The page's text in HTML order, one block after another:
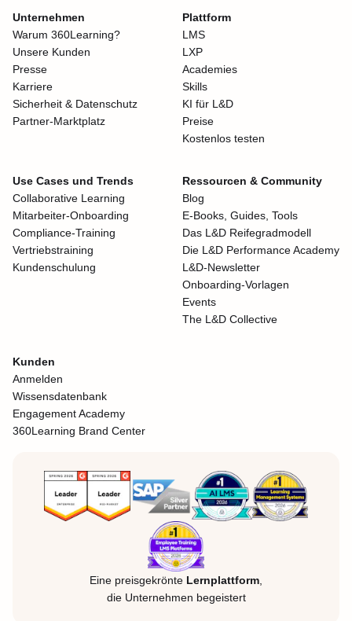
Unternehmen
Warum 360Learning?
Unsere Kunden
Presse
Karriere
Sicherheit & Datenschutz
Partner-Marktplatz
Plattform
LMS
LXP
Academies
Skills
KI für L&D
Preise
Kostenlos testen
Use Cases und Trends
Collaborative Learning
Mitarbeiter-Onboarding
Compliance-Training
Vertriebstraining
Kundenschulung
Ressourcen & Community
Blog
E-Books, Guides, Tools
Das L&D Reifegradmodell
Die L&D Performance Academy
L&D-Newsletter
Onboarding-Vorlagen
Events
The L&D Collective
Kunden
Anmelden
Wissensdatenbank
Engagement Academy
360Learning Brand Center
Eine preisgekrönte Lernplattform,
die Unternehmen begeistert